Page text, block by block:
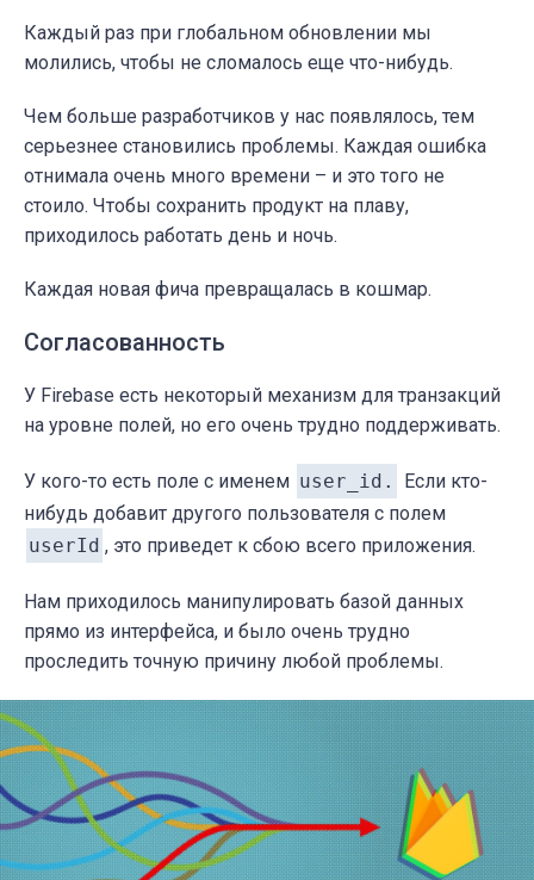
Каждый раз при глобальном обновлении мы
молились, чтобы не сломалось еще что-нибудь.
Чем больше разработчиков у нас появлялось, тем
серьезнее становились проблемы. Каждая ошибка
отнимала очень много времени – и это того не
стоило. Чтобы сохранить продукт на плаву,
приходилось работать день и ночь.
Каждая новая фича превращалась в кошмар.
Согласованность
У Firebase есть некоторый механизм для транзакций
на уровне полей, но его очень трудно поддерживать.
У кого-то есть поле с именем user_id.
Если кто-
нибудь добавит другого пользователя с полем
userId , это приведет к сбою всего приложения.
Нам приходилось манипулировать базой данных
прямо из интерфейса, и было очень трудно
проследить точную причину любой проблемы.